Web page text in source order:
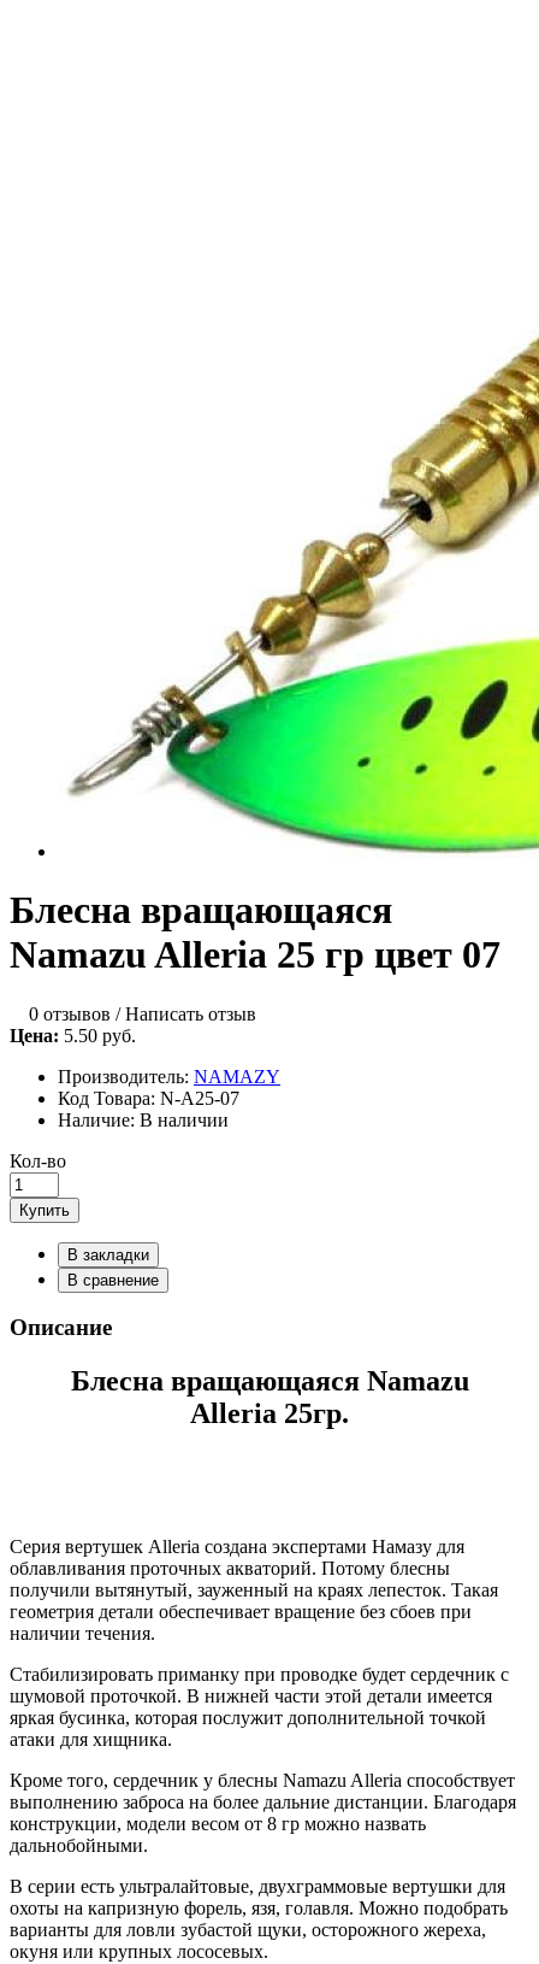
Блесна вращающаяся
Namazu Alleria 25 гр цвет 07
0 отзывов /Написать отзыв
Цена: 5.50 руб.
Производитель: NAMAZY
Код Товара: N-A25-07
Наличие: В наличии
Кол-во
Купить
В закладки
В сравнение
Описание
Блесна вращающаяся Namazu
Alleria 25гр.
Серия вертушек Alleria создана экспертами Намазу для
облавливания проточных акваторий. Потому блесны
получили вытянутый, зауженный на краях лепесток. Такая
геометрия детали обеспечивает вращение без сбоев при
наличии течения.
Стабилизировать приманку при проводке будет сердечник с
шумовой проточкой. В нижней части этой детали имеется
яркая бусинка, которая послужит дополнительной точкой
атаки для хищника.
Кроме того, сердечник у блесны Namazu Alleria способствует
выполнению заброса на более дальние дистанции. Благодаря
конструкции, модели весом от 8 гр можно назвать
дальнобойными.
В серии есть ультралайтовые, двухграммовые вертушки для
охоты на капризную форель, язя, голавля. Можно подобрать
варианты для ловли зубастой щуки, осторожного жереха,
окуня или крупных лососевых.